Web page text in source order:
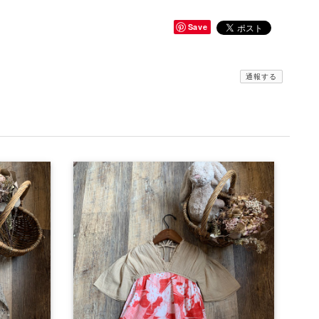
Save
通報する